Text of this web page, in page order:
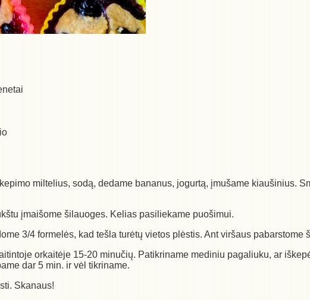
miltelius, sodą, dedame bananus, jogurtą, įmušame kiaušinius.
įmaišome šilauoges. Kelias pasiliekame puošimui.
3/4 formelės, kad tešla turėtų vietos plėstis. Ant viršaus pabarstome
orkaitėje 15-20 minučių. Patikriname mediniu pagaliuku, ar
dar 5 min. ir vėl tikriname.
Skanaus!